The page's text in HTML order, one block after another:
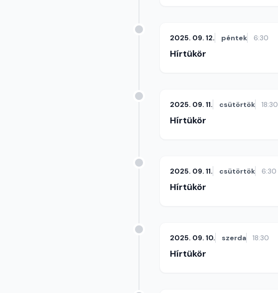
2025. 09. 12. péntek 6:30
Hírtükör
2025. 09. 11. csütörtök 18:30
Hírtükör
2025. 09. 11. csütörtök 6:30
Hírtükör
2025. 09. 10. szerda 18:30
Hírtükör